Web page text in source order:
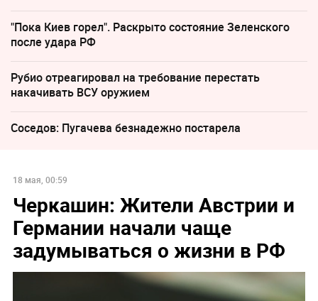
"Пока Киев горел". Раскрыто состояние Зеленского
после удара РФ
Рубио отреагировал на требование перестать
накачивать ВСУ оружием
Соседов: Пугачева безнадежно постарела
18 мая, 00:59
Черкашин: Жители Австрии и
Германии начали чаще
задумываться о жизни в РФ